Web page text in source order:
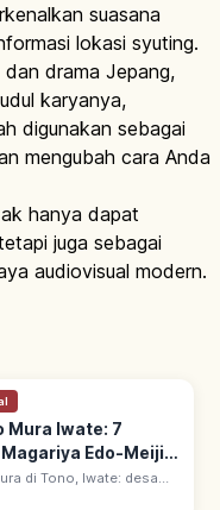
suasana
lokasi syuting.
drama Jepang,
karyanya,
digunakan sebagai
mengubah cara Anda
hanya dapat
juga sebagai
audiovisual modern.
Mura Iwate: 7
Magariya Edo-Meiji,
di Tono, Iwate: desa
Magariya (rumah